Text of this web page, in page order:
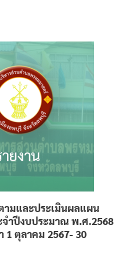
ามและประเมินผลแผน
ำปีงบประมาณ พ.ศ.2568
1 ตุลาคม 2567- 30